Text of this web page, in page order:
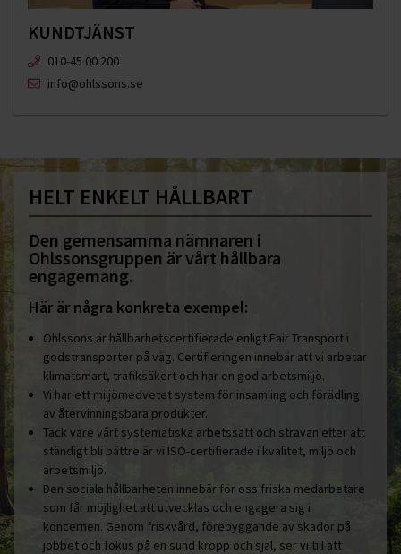
KUNDTJÄNST
010-45 00 200​
info@ohlssons.se
HELT ENKELT HÅLLBART
Den gemensamma nämnaren i
Ohlssonsgruppen är vårt hållbara
engagemang.
Här är några konkreta exempel:
Ohlssons är hållbarhetscertifierade enligt Fair Transport i
godstransporter på väg. Certifieringen innebär att vi arbetar
klimatsmart, trafiksäkert och har en god arbetsmiljö.
Vi har ett miljömedvetet system för insamling och förädling
av återvinningsbara produkter.
Tack vare vårt systematiska arbetssätt och strävan efter att
ständigt bli bättre är vi ISO-certifierade i kvalitet, miljö och
arbetsmiljö.
Den sociala hållbarheten innebär för oss friska medarbetare
som får möjlighet att utvecklas och engagera sig i
koncernen. Genom friskvård, förebyggande av skador på
jobbet och fokus på en sund kropp och själ, ser vi till att